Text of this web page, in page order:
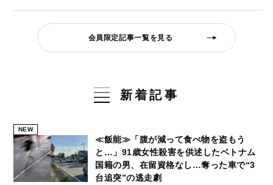
会員限定記事一覧を見る
新着記事
NEW
≪飯能≫「腹が減って食べ物を盗もう
と…」91歳女性殺害を供述したベトナム
国籍の男、在留資格なし…奪った車で“3
台追突”の逃走劇